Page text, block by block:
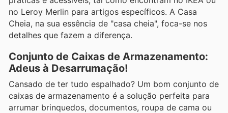
no Leroy Merlin para artigos específicos. A Casa
Cheia, na sua essência de "casa cheia", foca-se nos
detalhes que fazem a diferença.
Conjunto de Caixas de Armazenamento:
Adeus à Desarrumação!
Cansado de ter tudo espalhado? Um bom conjunto de
caixas de armazenamento é a solução perfeita para
arrumar brinquedos, documentos, roupa de cama ou